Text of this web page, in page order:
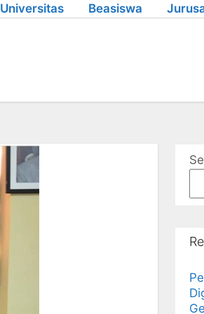
Universitas Beasiswa